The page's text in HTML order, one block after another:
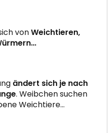
vonWeichtieren,
ändert sich je nach
. Weibchen suchen
Weichtiere…